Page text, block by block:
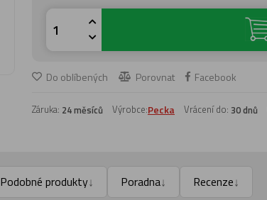
Do oblíbených Porovnat Facebook
Záruka: 24 měsíců Výrobce:Pecka Vrácení do: 30 dnů
Podobné produkty↓ Poradna↓ Recenze↓